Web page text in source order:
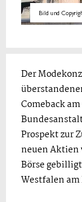
Bild und
Der
Comeback
Prospekt zur
neuen Aktien
Börse
Westfalen